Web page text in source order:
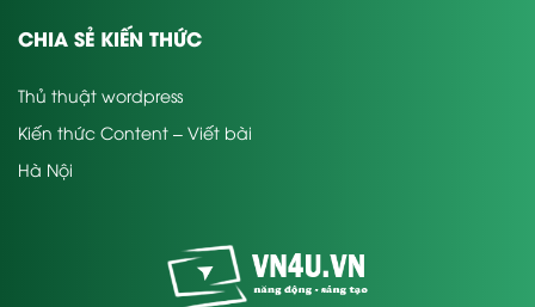
CHIA SẺ KIẾN THỨC
Thủ thuật wordpress
Kiến thức Content – Viết bài
Hà Nội